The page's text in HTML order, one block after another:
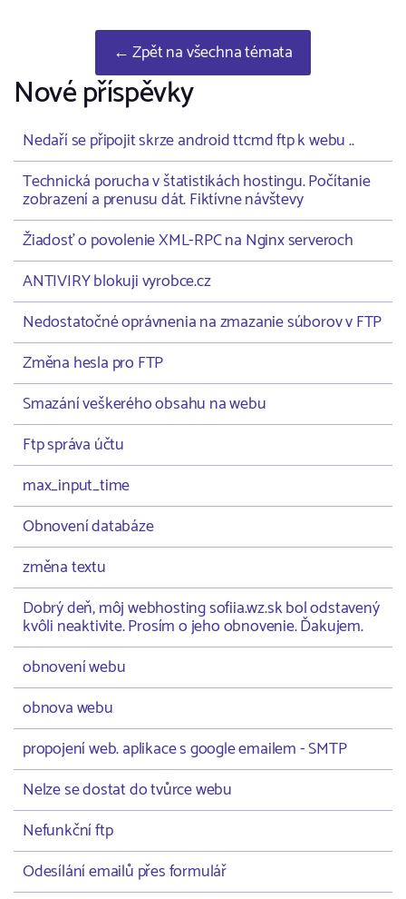
← Zpět na všechna témata
Nové příspěvky
Nedaří se připojit skrze android ttcmd ftp k webu ..
Technická porucha v štatistikách hostingu. Počítanie
zobrazení a prenusu dát. Fiktívne návštevy
Žiadosť o povolenie XML-RPC na Nginx serveroch
ANTIVIRY blokuji vyrobce.cz
Nedostatočné oprávnenia na zmazanie súborov v FTP
Změna hesla pro FTP
Smazání veškerého obsahu na webu
Ftp správa účtu
max_input_time
Obnovení databáze
změna textu
Dobrý deň, môj webhosting sofiia.wz.sk bol odstavený
kvôli neaktivite. Prosím o jeho obnovenie. Ďakujem.
obnovení webu
obnova webu
propojení web. aplikace s google emailem - SMTP
Nelze se dostat do tvůrce webu
Nefunkční ftp
Odesílání emailů přes formulář